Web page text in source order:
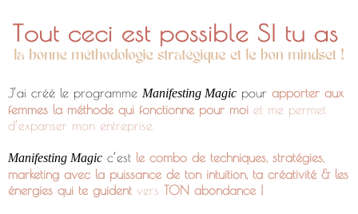
J’ai créé le programme Manifesting Magic pour apporter aux
femmes la méthode qui fonctionne pour moi et me permet
d’expanser mon entreprise.
Manifesting Magic c’est le combo de techniques, stratégies,
marketing avec la puissance de ton intuition, ta créativité & les
énergies qui te guident vers TON abondance !